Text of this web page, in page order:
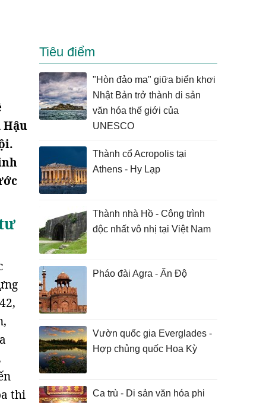
Hậu
thi
Tiêu điểm
"Hòn đảo ma" giữa biển khơi
Nhật Bản trở thành di sản
văn hóa thế giới của
UNESCO
Thành cổ Acropolis tại
Athens - Hy Lạp
Thành nhà Hồ - Công trình
độc nhất vô nhị tại Việt Nam
Pháo đài Agra - Ấn Độ
Vườn quốc gia Everglades -
Hợp chủng quốc Hoa Kỳ
Ca trù - Di sản văn hóa phi